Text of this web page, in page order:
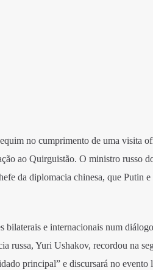
no cumprimento de uma visita
ao Quirguistão. O ministro russo
da diplomacia chinesa, que Putin
bilaterais e internacionais num
russa, Yuri Ushakov, recordou na
principal” e discursará no